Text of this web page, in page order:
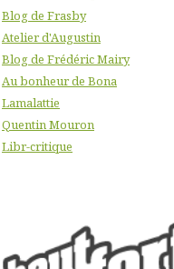
Blog de Frasby
Atelier d'Augustin
Blog de Frédéric Mairy
Au bonheur de Bona
Lamalattie
Quentin Mouron
Libr-critique